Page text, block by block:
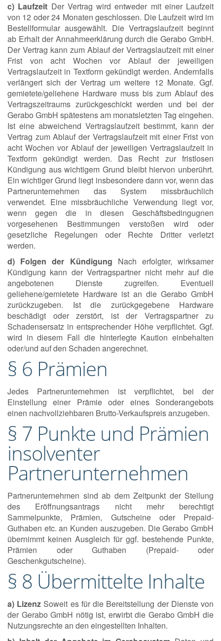
c) Laufzeit Der Vertrag wird entweder mit einer Laufzeit
von 12 oder 24 Monaten geschlossen. Die Laufzeit wird im
Bestellformular ausgewählt. Die Vertragslaufzeit beginnt
ab Erhalt der Annahmeerklärung durch die Gerabo GmbH.
Der Vertrag kann zum Ablauf der Vertragslaufzeit mit einer
Frist von acht Wochen vor Ablauf der jeweiligen
Vertragslaufzeit in Textform gekündigt werden. Andernfalls
verlängert sich der Vertrag um weitere 12 Monate. Ggf.
gemietete/geliehene Hardware muss bis zum Ablauf des
Vertragszeitraums zurückgeschickt werden und bei der
Gerabo GmbH spätestens am monatsletzten Tag eingehen.
Ist eine abweichend Vertragslaufzeit bestimmt, kann der
Vertrag zum Ablauf der Vertragslaufzeit mit einer Frist von
acht Wochen vor Ablauf der jeweiligen Vertragslaufzeit in
Textform gekündigt werden. Das Recht zur fristlosen
Kündigung aus wichtigem Grund bleibt hiervon unberührt.
Ein wichtiger Grund liegt insbesondere dann vor, wenn das
Partnerunternehmen das System missbräuchlich
verwendet. Eine missbräuchliche Verwendung liegt vor,
wenn gegen die in diesen Geschäftsbedingugnen
vorgesehenen Bestimmungen verstoßen wird oder
gesetzliche Regelungen oder Rechte Dritter verletzt
werden.
d) Folgen der Kündigung Nach erfolgter, wirksamer
Kündigung kann der Vertragspartner nicht mehr auf die
angebotenen Dienste zugreifen. Eventuell
geliehene/gemietete Hardware ist an die Gerabo GmbH
zurückzugeben. Ist die zurückgegebene Hardware
beschädigt oder zerstört, ist der Vertragspartner zu
Schadensersatz in entsprechender Höhe verpflichtet. Ggf.
wird in diesem Fall die hinterlegte Kaution einbehalten
oder/und auf den Schaden angerechnet.
§ 6 Prämien
Jedes Partnerunternehmen ist verpflichtet, bei der
Einstellung einer Prämie oder eines Sonderangebots
einen nachvollziehbaren Brutto-Verkaufspreis anzugeben.
§ 7 Punkte und Prämien
insolventer
Partnerunternehmen
Partnerunternehmen sind ab dem Zeitpunkt der Stellung
des Eröffnungsantrags nicht mehr berechtigt
Sammelpunkte, Prämien, Gutscheine oder Prepaid-
Guthaben etc. an Kunden auszugeben. Die Gerabo GmbH
übernimmt keinen Ausgleich für ggf. bestehende Punkte,
Prämien oder Guthaben (Prepaid- oder
Geschenkgutscheine).
§ 8 Übermittelte Inhalte
a) Lizenz Soweit es für die Bereitstellung der Dienste von
der Gerabo GmbH nötig ist, erwirbt die Gerabo GmbH die
Nutzungsrechte an den eingestellten Inhalten.